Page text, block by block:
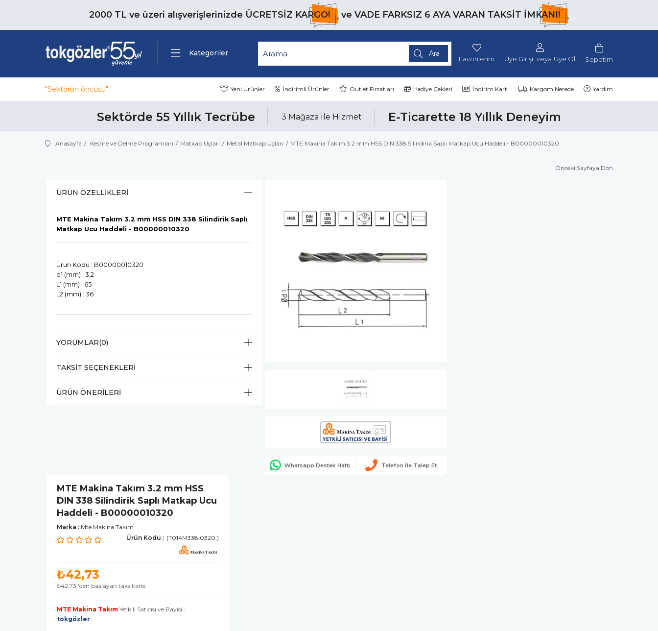
2000 TL ve üzeri alışverişlerinizde ÜCRETSİZ KARGO! ve VADE FARKSIZ 6 AYA VARAN TAKSİT İMKANI!
Kategoriler
Sepetim
Üye Girişi Üye Ol
Favorilerim
"Sektörün öncüsü" Yeni Ürünler İndirimli Ürünler Outlet Fırsatları Hediye Çekleri İndirim Kartı Kargom Nerede Yardım
Sektörde 55 Yıllık Tecrübe 3 Mağaza ile Hizmet E-Ticarette 18 Yıllık Deneyim
Anasayfa Kesme ve Delme Programları Matkap Uçları Metal Matkap Uçları MTE Makina Takım 3.2 mm HSS DIN 338 Silindirik Saplı Matkap Ucu Haddeli - B00000010320
Önceki Sayfaya Dön
ÜRÜN ÖZELLIKLERI
MTE Makina Takım 3.2 mm HSS DIN 338 Silindirik Saplı
Matkap Ucu Haddeli - B00000010320
Ürün Kodu : B00000010320
d1 (mm) : 3,2
L1 (mm) : 65
L2 (mm) : 36
YORUMLAR(0)
TAKSIT SEÇENEKLERI
ÜRÜN ÖNERILERI
Whatsapp Destek Hattı Telefon İle Talep Et
MTE Makina Takım 3.2 mm HSS
DIN 338 Silindirik Saplı Matkap Ucu
Haddeli - B00000010320
Marka : Mte Makina Takım
(T014M338.0320.)
₺42,73
₺42,73 'den başlayan taksitlerle
MTE Makina TakımYetkili Satıcısı ve Bayisi :
tokgözler